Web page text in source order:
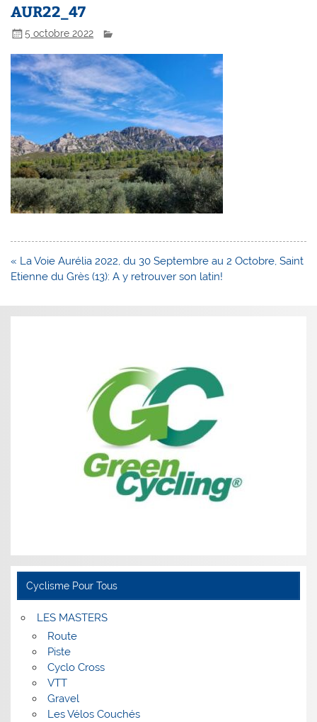
AUR22_47
5 octobre 2022
Navigation
de
« La Voie Aurélia 2022, du 30 Septembre au 2 Octobre, Saint
Etienne du Grès (13): A y retrouver son latin!
Cyclisme Pour Tous
LES MASTERS
Route
Piste
Cyclo Cross
VTT
Gravel
Les Vélos Couchés